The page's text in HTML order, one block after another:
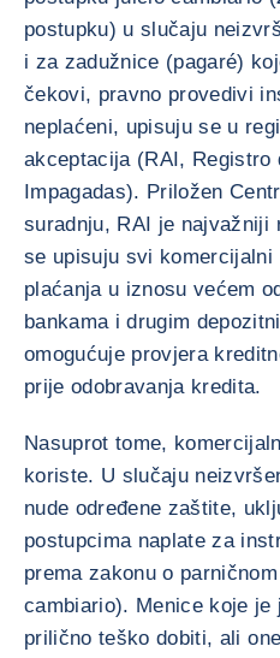
postupku) u slučaju
i za zadužnice (pagaré)
čekovi, pravno provedivi
neplaćeni, upisuju se u
akceptacija (RAI, Registro
Impagadas). Priložen
suradnju, RAI je najvažniji
se upisuju svi komercijalni
plaćanja u iznosu većem
bankama i drugim
omogućuje provjera
prije odobravanja kredita.
Nasuprot tome,
koriste. U slučaju
nude određene zaštite,
postupcima naplate za
prema zakonu o
cambiario). Menice koje je
prilično teško dobiti, ali